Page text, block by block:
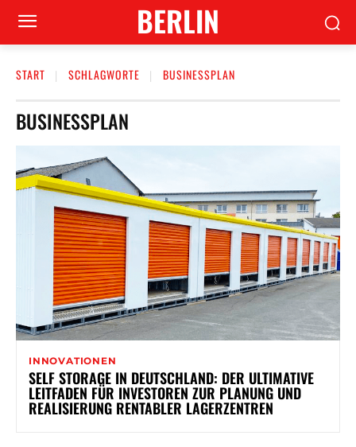
BERLIN
START SCHLAGWORTE BUSINESSPLAN
BUSINESSPLAN
INNOVATIONEN
SELF STORAGE IN DEUTSCHLAND: DER ULTIMATIVE
LEITFADEN FÜR INVESTOREN ZUR PLANUNG UND
REALISIERUNG RENTABLER LAGERZENTREN